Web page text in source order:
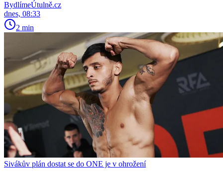
BydlímeÚtulně.cz
dnes, 08:33
2 min
Sivákův plán dostat se do ONE je v ohrožení